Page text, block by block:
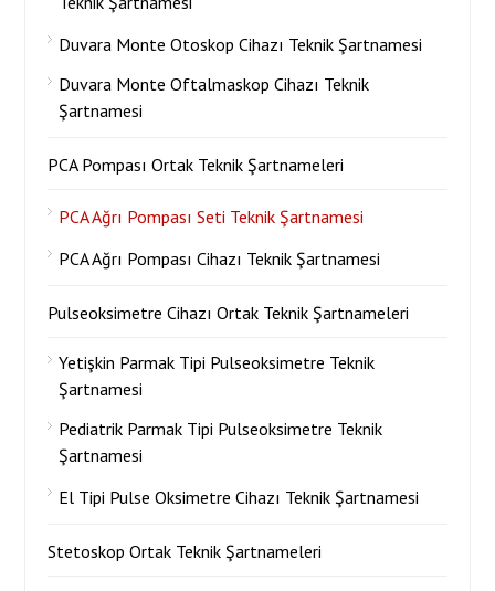
Duvara Monte Otoskop Cihazı Teknik Şartnamesi
Duvara Monte Oftalmaskop Cihazı Teknik
Şartnamesi
PCA Pompası Ortak Teknik Şartnameleri
PCA Ağrı Pompası Seti Teknik Şartnamesi
PCA Ağrı Pompası Cihazı Teknik Şartnamesi
Pulseoksimetre Cihazı Ortak Teknik Şartnameleri
Yetişkin Parmak Tipi Pulseoksimetre Teknik
Şartnamesi
Pediatrik Parmak Tipi Pulseoksimetre Teknik
Şartnamesi
El Tipi Pulse Oksimetre Cihazı Teknik Şartnamesi
Stetoskop Ortak Teknik Şartnameleri